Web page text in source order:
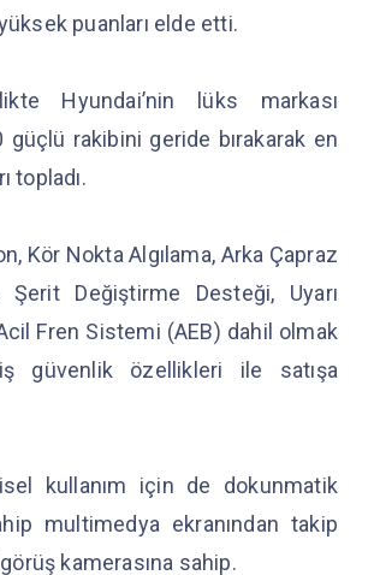
puanları elde etti.
Hyundai’nin lüks markası
güçlü rakibini geride bırakarak en
topladı.
Kör Nokta Algılama, Arka Çapraz
Şerit Değiştirme Desteği, Uyarı
Fren Sistemi (AEB) dahil olmak
güvenlik özellikleri ile satışa
kullanım için de dokunmatik
multimedya ekranından takip
kamerasına sahip.